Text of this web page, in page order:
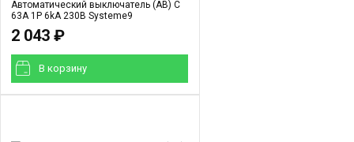
Автоматический выключатель (АВ) C
63A 1P 6kA 230В Systeme9
2 043 ₽
В корзинy